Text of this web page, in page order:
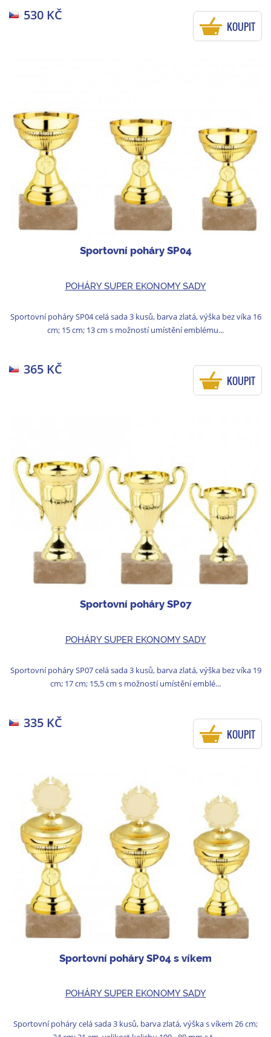
530 KČ
KOUPIT
Sportovní poháry SP04
POHÁRY SUPER EKONOMY SADY
Sportovní poháry SP04 celá sada 3 kusů, barva zlatá, výška bez víka 16
cm; 15 cm; 13 cm s možností umístění emblému...
365 KČ
KOUPIT
Sportovní poháry SP07
POHÁRY SUPER EKONOMY SADY
Sportovní poháry SP07 celá sada 3 kusů, barva zlatá, výška bez víka 19
cm; 17 cm; 15,5 cm s možností umístění emblé...
335 KČ
KOUPIT
Sportovní poháry SP04 s víkem
POHÁRY SUPER EKONOMY SADY
Sportovní poháry celá sada 3 kusů, barva zlatá, výška s víkem 26 cm;